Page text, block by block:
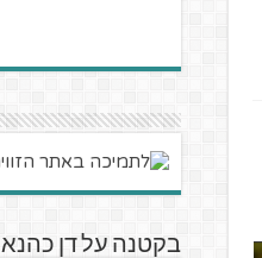
בקטנה על דן כהנא